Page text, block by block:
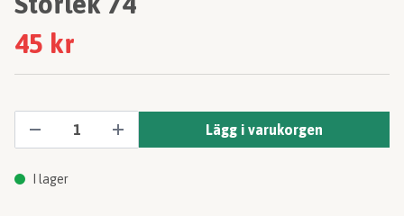
45 kr
Lägg i varukorgen
I lager